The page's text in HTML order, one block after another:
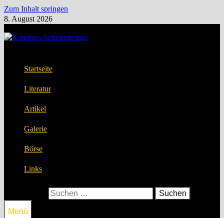
Zum Inhalt springen
8. August 2026
Startseite
Literatur
Artikel
Galerie
Börse
Links
Menü